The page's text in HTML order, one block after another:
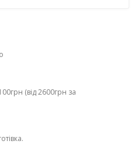
(від 2600грн за